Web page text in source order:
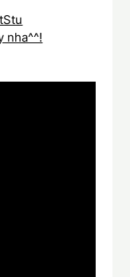
nha^^!